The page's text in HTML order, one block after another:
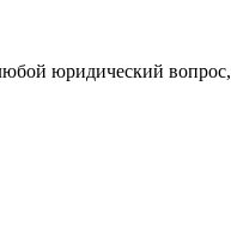
юридический вопрос,